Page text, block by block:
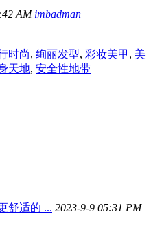
AM imbadman
时尚, 绚丽发型, 彩妆美甲 , 美
天地, 安全性地带
舒适的 ... 2023-9-9 05:31 PM